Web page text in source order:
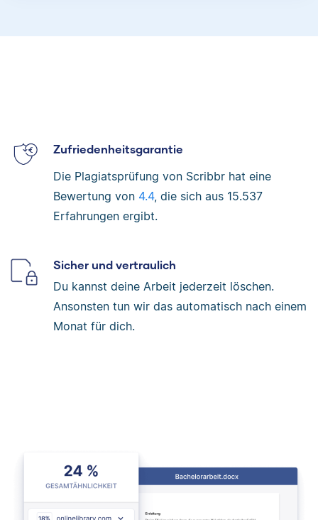
Zufriedenheitsgarantie
Die Plagiatsprüfung von Scribbr hat eine
Bewertung von 4.4, die sich aus 15.537
Erfahrungen ergibt.
Sicher und vertraulich
Du kannst deine Arbeit jederzeit löschen.
Ansonsten tun wir das automatisch nach einem
Monat für dich.